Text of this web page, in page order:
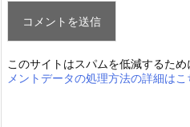
このサイトはスパムを低減するため
メントデータの処理方法の詳細は